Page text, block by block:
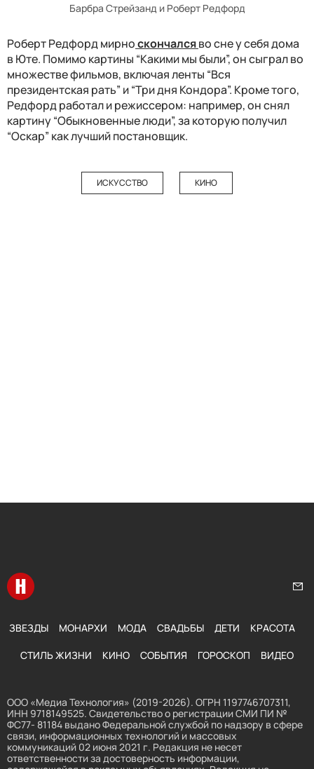
Барбра Стрейзанд и Роберт Редфорд
Роберт Редфорд мирноскончалсяво сне у себя дома
в Юте. Помимо картины “Какими мы были”, он сыграл во
множестве фильмов, включая ленты “Вся
президентская рать” и “Три дня Кондора”. Кроме того,
Редфорд работал и режиссером: например, он снял
картину “Обыкновенные люди”, за которую получил
“Оскар” как лучший постановщик.
ИСКУССТВО КИНО
Перейти на главную
ЗВЕЗДЫ МОНАРХИ МОДА СВАДЬБЫ ДЕТИ КРАСОТА
СТИЛЬ ЖИЗНИ КИНО СОБЫТИЯ ГОРОСКОП ВИДЕО
ООО «Медиа Технология» (2019-2026). ОГРН 1197746707311,
ИНН 9718149525. Свидетельство о регистрации СМИ ПИ №
ФС77- 81184 выдано Федеральной службой по надзору в сфере
связи, информационных технологий и массовых
коммуникаций 02 июня 2021 г. Редакция не несет
ответственности за достоверность информации,